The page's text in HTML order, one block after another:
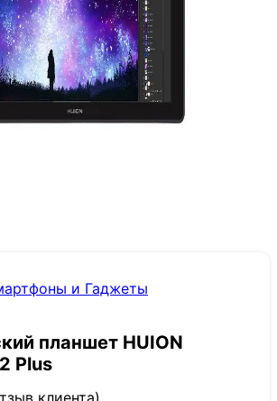
и Гаджеты
планшет HUION
Plus
клиента)